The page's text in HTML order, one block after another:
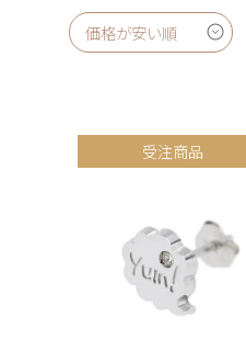
価格が安い順
受注商品